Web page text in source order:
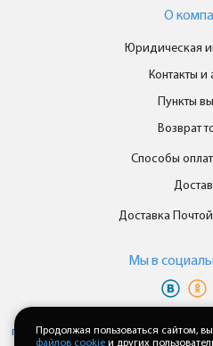
О
Юридическая
Контакты и
Пункты
Возврат
Способы
Доставка
Мы в
персональных данныхи
Продолжая пользоваться сайтом,
файлов cookie и других